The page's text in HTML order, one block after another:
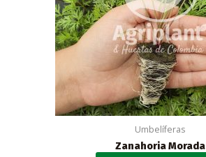
Umbelíferas
Zanahoria Morada